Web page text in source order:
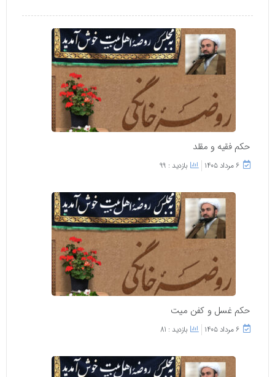
حکم فقیه و مقلد
۶ مرداد ۱۴۰۵ بازدید : 99
حکم غسل و کفن میت
۶ مرداد ۱۴۰۵ بازدید : 81